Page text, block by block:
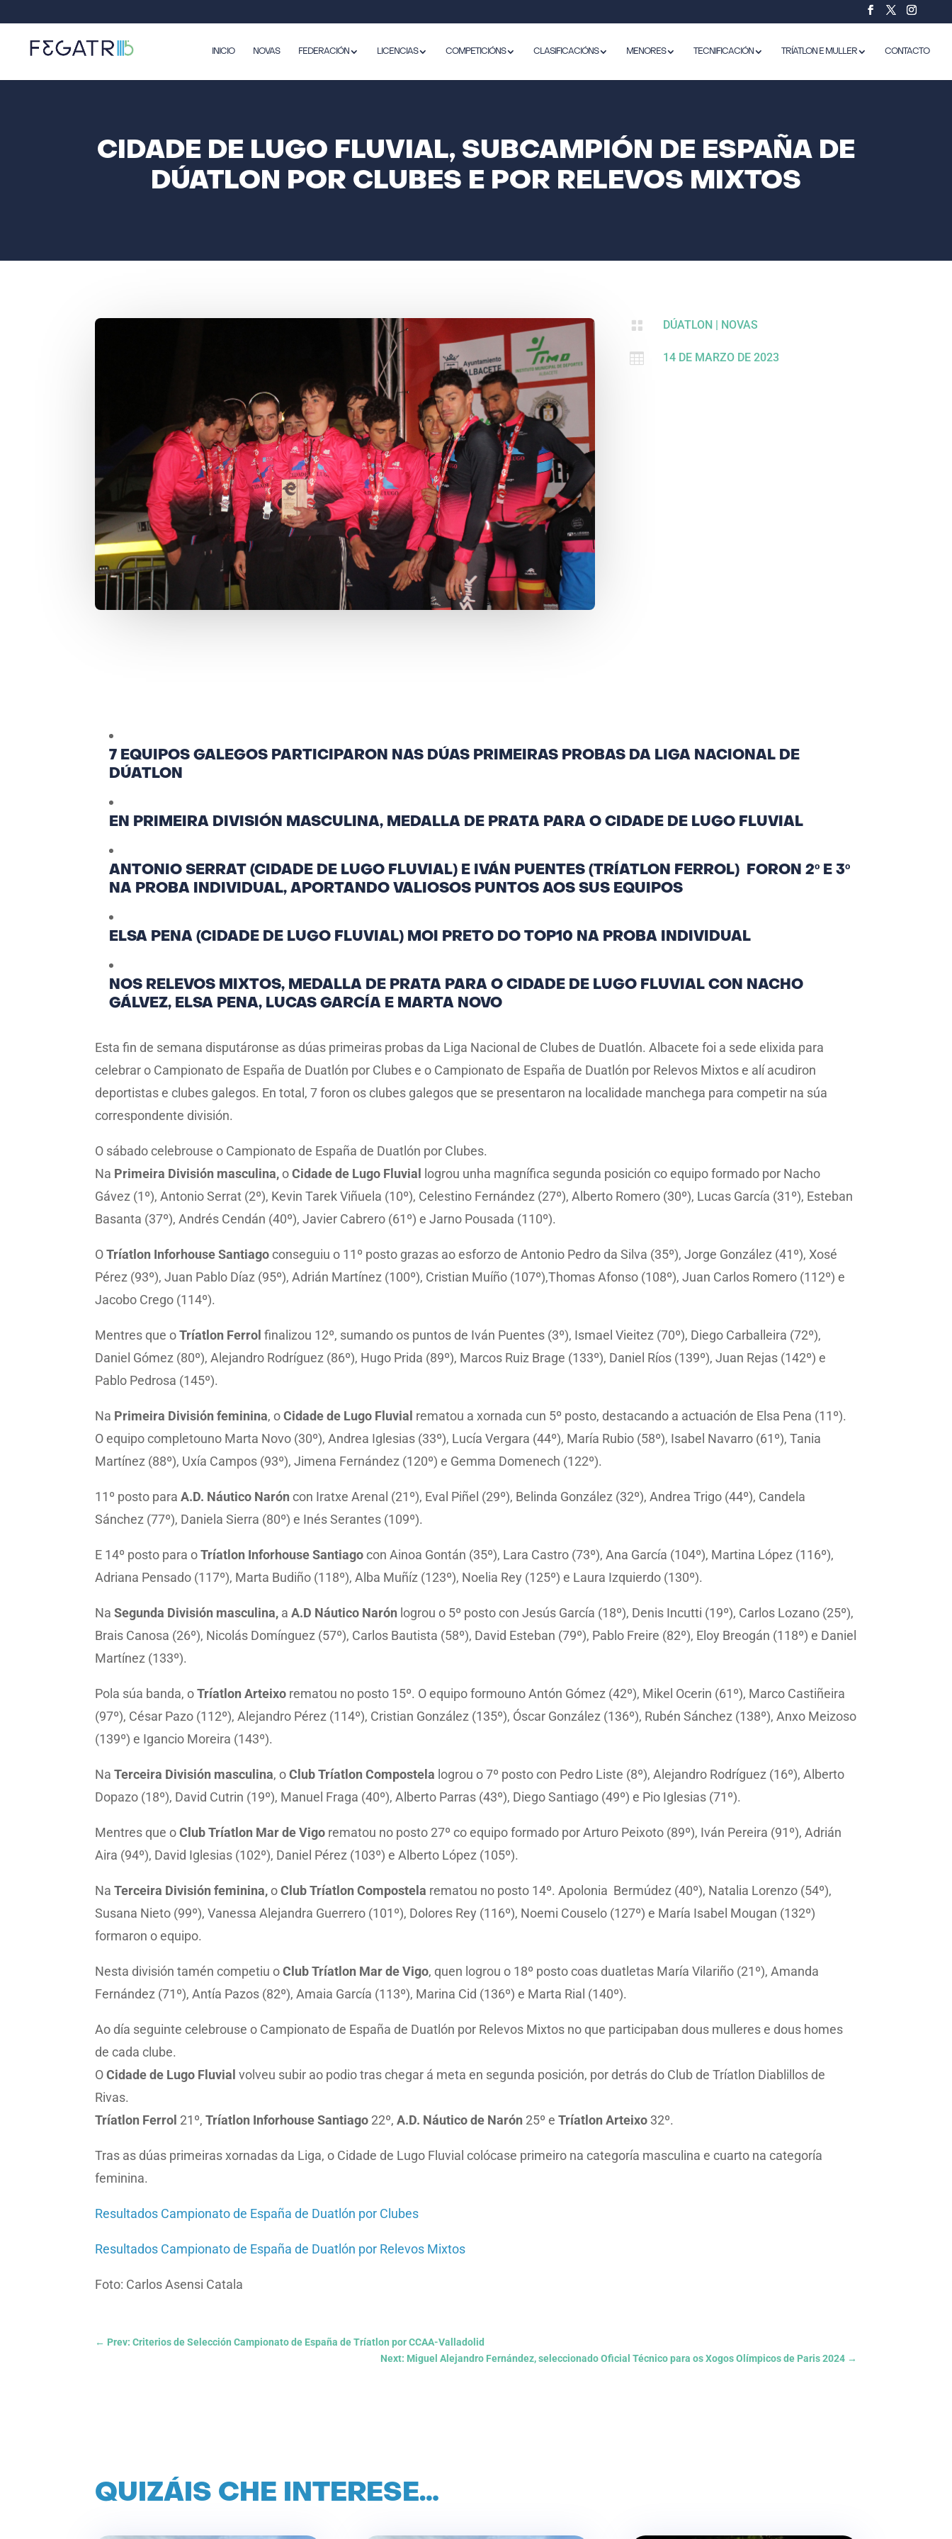
INICIO NOVAS FEDERACIÓN LICENCIAS COMPETICIÓNS CLASIFICACIÓNS MENORES TECNIFICACIÓN TRÍATLON E MULLER CONTACTO
CIDADE DE LUGO FLUVIAL, SUBCAMPIÓN DE ESPAÑA DE
DÚATLON POR CLUBES E POR RELEVOS MIXTOS
 DÚATLON | NOVAS
 14 DE MARZO DE 2023
7 EQUIPOS GALEGOS PARTICIPARON NAS DÚAS PRIMEIRAS PROBAS DA LIGA NACIONAL DE
DÚATLON
EN PRIMEIRA DIVISIÓN MASCULINA, MEDALLA DE PRATA PARA O CIDADE DE LUGO FLUVIAL
ANTONIO SERRAT (CIDADE DE LUGO FLUVIAL) E IVÁN PUENTES (TRÍATLON FERROL) FORON 2º E 3º
NA PROBA INDIVIDUAL, APORTANDO VALIOSOS PUNTOS AOS SUS EQUIPOS
ELSA PENA (CIDADE DE LUGO FLUVIAL) MOI PRETO DO TOP10 NA PROBA INDIVIDUAL
NOS RELEVOS MIXTOS, MEDALLA DE PRATA PARA O CIDADE DE LUGO FLUVIAL CON NACHO
GÁLVEZ, ELSA PENA, LUCAS GARCÍA E MARTA NOVO
Esta fin de semana disputáronse as dúas primeiras probas da Liga Nacional de Clubes de Duatlón. Albacete foi a sede elixida para
celebrar o Campionato de España de Duatlón por Clubes e o Campionato de España de Duatlón por Relevos Mixtos e alí acudiron
deportistas e clubes galegos. En total, 7 foron os clubes galegos que se presentaron na localidade manchega para competir na súa
correspondente división.
O sábado celebrouse o Campionato de España de Duatlón por Clubes.
Na Primeira División masculina,oCidade de Lugo Fluvial
logrou unha magnífica segunda posición co equipo formado por Nacho
Gávez (1º), Antonio Serrat (2º), Kevin Tarek Viñuela (10º), Celestino Fernández (27º), Alberto Romero (30º), Lucas García (31º), Esteban
Basanta (37º), Andrés Cendán (40º), Javier Cabrero (61º) e Jarno Pousada (110º).
OTríatlon Inforhouse Santiagoconseguiu o 11º posto grazas ao esforzo de Antonio Pedro da Silva (35º), Jorge González (41º), Xosé
Pérez (93º), Juan Pablo Díaz (95º), Adrián Martínez (100º), Cristian Muíño (107º),Thomas Afonso (108º), Juan Carlos Romero (112º) e
Jacobo Crego (114º).
Mentres que oTríatlon Ferrolfinalizou 12º, sumando os puntos de Iván Puentes (3º), Ismael Vieitez (70º), Diego Carballeira (72º),
Daniel Gómez (80º), Alejandro Rodríguez (86º), Hugo Prida (89º), Marcos Ruiz Brage (133º), Daniel Ríos (139º), Juan Rejas (142º) e
Pablo Pedrosa (145º).
Na Primeira División feminina, oCidade de Lugo Fluvial rematou a xornada cun 5º posto, destacando a actuación de Elsa Pena (11º).
O equipo completouno Marta Novo (30º), Andrea Iglesias (33º), Lucía Vergara (44º), María Rubio (58º), Isabel Navarro (61º), Tania
Martínez (88º), Uxía Campos (93º), Jimena Fernández (120º) e Gemma Domenech (122º).
11º posto paraA.D. Náutico Naróncon Iratxe Arenal (21º), Eval Piñel (29º), Belinda González (32º), Andrea Trigo (44º), Candela
Sánchez (77º), Daniela Sierra (80º) e Inés Serantes (109º).
E 14º posto para oTríatlon Inforhouse Santiagocon Ainoa Gontán (35º), Lara Castro (73º), Ana García (104º), Martina López (116º),
Adriana Pensado (117º), Marta Budiño (118º), Alba Muñíz (123º), Noelia Rey (125º) e Laura Izquierdo (130º).
NaSegunda División masculina, aA.D Náutico Narón logrou o 5º posto con Jesús García (18º), Denis Incutti (19º), Carlos Lozano (25º),
Brais Canosa (26º), Nicolás Domínguez (57º), Carlos Bautista (58º), David Esteban (79º), Pablo Freire (82º), Eloy Breogán (118º) e Daniel
Martínez (133º).
Pola súa banda, oTríatlon Arteixo rematou no posto 15º. O equipo formouno Antón Gómez (42º), Mikel Ocerin (61º), Marco Castiñeira
(97º), César Pazo (112º), Alejandro Pérez (114º), Cristian González (135º), Óscar González (136º), Rubén Sánchez (138º), Anxo Meizoso
(139º) e Igancio Moreira (143º).
NaTerceira División masculina, oClub Tríatlon Compostela logrou o 7º posto con Pedro Liste (8º), Alejandro Rodríguez (16º), Alberto
Dopazo (18º), David Cutrin (19º), Manuel Fraga (40º), Alberto Parras (43º), Diego Santiago (49º) e Pio Iglesias (71º).
Mentres que oClub Tríatlon Mar de Vigo rematou no posto 27º co equipo formado por Arturo Peixoto (89º), Iván Pereira (91º), Adrián
Aira (94º), David Iglesias (102º), Daniel Pérez (103º) e Alberto López (105º).
NaTerceira División feminina,oClub Tríatlon Compostela rematou no posto 14º. Apolonia Bermúdez (40º), Natalia Lorenzo (54º),
Susana Nieto (99º), Vanessa Alejandra Guerrero (101º), Dolores Rey (116º), Noemi Couselo (127º) e María Isabel Mougan (132º)
formaron o equipo.
Nesta división tamén competiu oClub Tríatlon Mar de Vigo, quen logrou o 18º posto coas duatletas María Vilariño (21º), Amanda
Fernández (71º), Antía Pazos (82º), Amaia García (113º), Marina Cid (136º) e Marta Rial (140º).
Ao día seguinte celebrouse o Campionato de España de Duatlón por Relevos Mixtos no que participaban dous mulleres e dous homes
de cada clube.
OCidade de Lugo Fluvial volveu subir ao podio tras chegar á meta en segunda posición, por detrás do Club de Tríatlon Diablillos de
Rivas.
Tríatlon Ferrol 21º,Tríatlon Inforhouse Santiago 22º,A.D. Náutico de Narón 25º eTríatlon Arteixo 32º.
Tras as dúas primeiras xornadas da Liga, o Cidade de Lugo Fluvial colócase primeiro na categoría masculina e cuarto na categoría
feminina.
Resultados Campionato de España de Duatlón por Clubes
Resultados Campionato de España de Duatlón por Relevos Mixtos
Foto: Carlos Asensi Catala
← Prev: Criterios de Selección Campionato de España de Tríatlon por CCAA-Valladolid
Next: Miguel Alejandro Fernández, seleccionado Oficial Técnico para os Xogos Olímpicos de Paris 2024→
QUIZÁIS CHE INTERESE…